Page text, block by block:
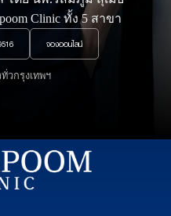
Clinic ทั้ง 5 สาขา
จองออนไลน์
วกรุงเทพฯ